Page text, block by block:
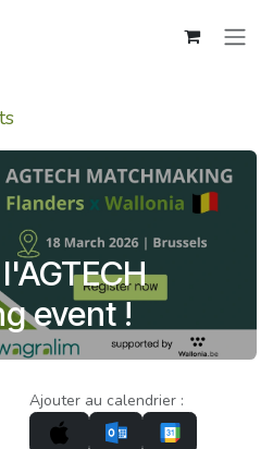
event !
Ajouter au calendrier :